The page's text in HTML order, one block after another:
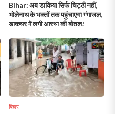
Bihar: अब डाकिया सिर्फ चिट्ठी नहीं,
भोलेनाथ के भक्तों तक पहुंचाएगा गंगाजल,
डाकघर में लगी आस्था की बोतल!
बिहार